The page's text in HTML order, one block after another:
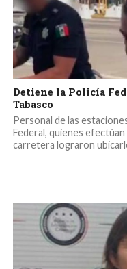
Detiene la Policía
Tabasco
Personal de las
Federal, quienes
carretera lograron